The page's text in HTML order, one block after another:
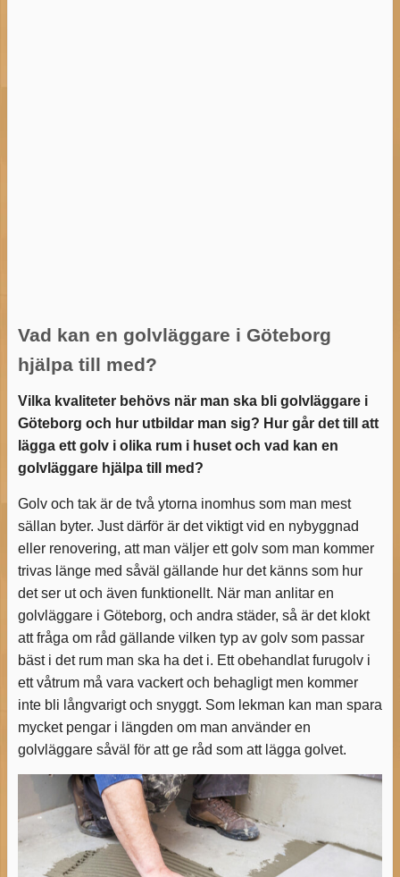
Vad kan en golvläggare i Göteborg
hjälpa till med?
Vilka kvaliteter behövs när man ska bli golvläggare i
Göteborg och hur utbildar man sig? Hur går det till att
lägga ett golv i olika rum i huset och vad kan en
golvläggare hjälpa till med?
Golv och tak är de två ytorna inomhus som man mest
sällan byter. Just därför är det viktigt vid en nybyggnad
eller renovering, att man väljer ett golv som man kommer
trivas länge med såväl gällande hur det känns som hur
det ser ut och även funktionellt. När man anlitar en
golvläggare i Göteborg, och andra städer, så är det klokt
att fråga om råd gällande vilken typ av golv som passar
bäst i det rum man ska ha det i. Ett obehandlat furugolv i
ett våtrum må vara vackert och behagligt men kommer
inte bli långvarigt och snyggt. Som lekman kan man spara
mycket pengar i längden om man använder en
golvläggare såväl för att ge råd som att lägga golvet.